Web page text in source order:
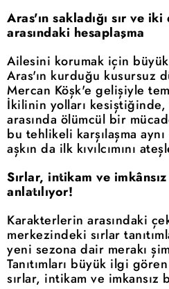
Aras'ın sakladığı sır ve
arasındaki hesaplaşma
Ailesini korumak için büyük
Aras'ın kurduğu kusursuz
Mercan Köşk'e gelişiyle
İkilinin yolları
arasında ölümcül bir
bu tehlikeli karşılaşma
aşkın da ilk kıvılcımını
Sırlar, intikam ve
anlatılıyor!
Karakterlerin arasındaki
merkezindeki sırlar
yeni sezona dair merakı
Tanıtımları büyük ilgi
sırlar, intikam ve imkansız